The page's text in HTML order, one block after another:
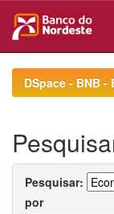
navigationDSpace - BNB
Pesquisar:
por